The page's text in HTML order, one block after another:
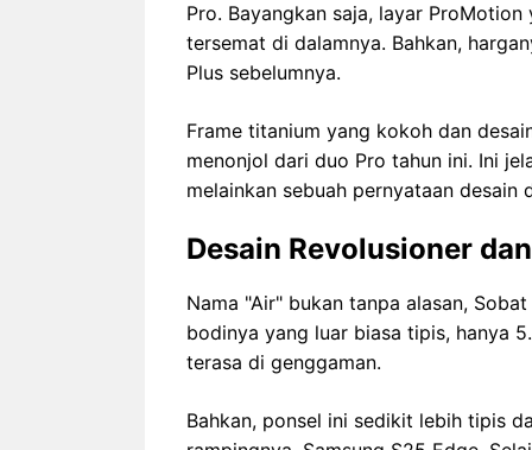
Pro. Bayangkan saja, layar
tersemat di dalamnya. Bahkan,
Plus sebelumnya.
Frame titanium yang kokoh dan
menonjol dari duo Pro tahun ini. Ini
melainkan sebuah pernyataan desain
Desain Revolusioner
Nama "Air" bukan tanpa alasan,
bodinya yang luar biasa tipis, hanya
terasa di genggaman.
Bahkan, ponsel ini sedikit lebih tipis